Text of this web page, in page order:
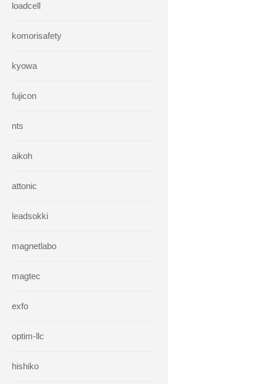
loadcell
komorisafety
kyowa
fujicon
nts
aikoh
attonic
leadsokki
magnetlabo
magtec
exfo
optim-llc
hishiko